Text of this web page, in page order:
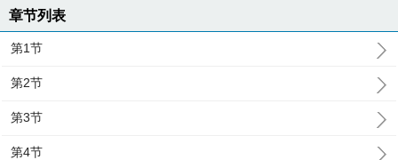
章节列表
第1节
第2节
第3节
第4节